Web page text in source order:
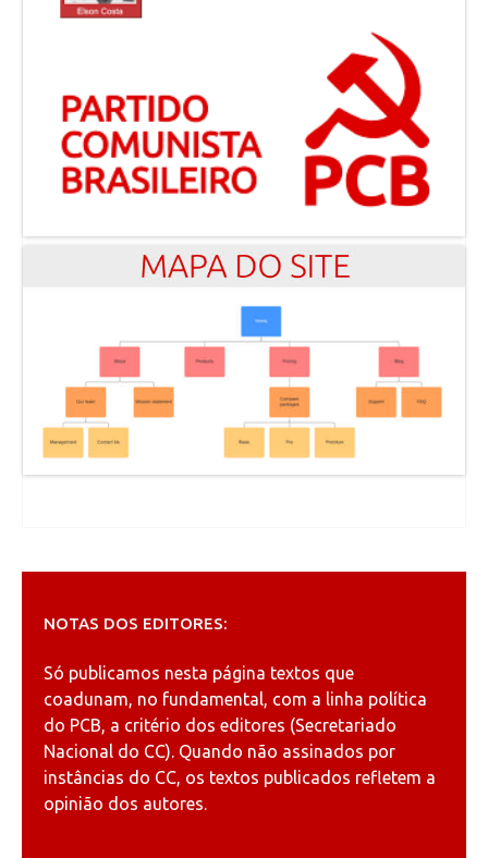
NOTAS DOS EDITORES:
Só publicamos nesta página textos que
coadunam, no fundamental, com a linha política
do PCB, a critério dos editores (Secretariado
Nacional do CC). Quando não assinados por
instâncias do CC, os textos publicados refletem a
opinião dos autores.